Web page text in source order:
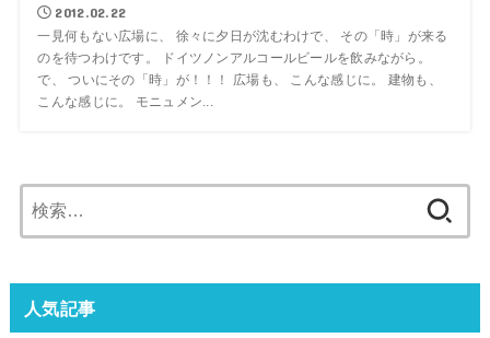
2012.02.22
一見何もない広場に、 徐々に夕日が沈むわけで、 その「時」が来る
のを待つわけです。 ドイツノンアルコールビールを飲みながら。
で、 ついにその「時」が！！！ 広場も、 こんな感じに。 建物も、
こんな感じに。 モニュメン...
索:
人気記事